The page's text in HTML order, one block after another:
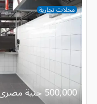
محلات تجارية
500,000 جنية مصرى